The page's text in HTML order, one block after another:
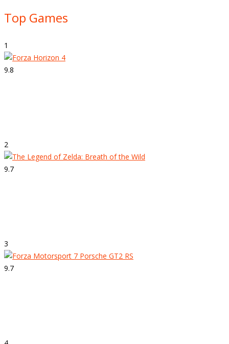
Top Games
1
9.8
2
9.7
3
9.7